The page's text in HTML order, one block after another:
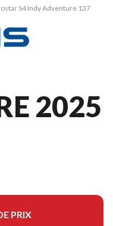
S4 Indy Adventure 137
2025
PRIX